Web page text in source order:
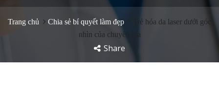
Trang chủ Chia sẻ bí quyết làm đẹp
Trẻ hóa da laser dưới góc
nhìn của chuyên gia
Share